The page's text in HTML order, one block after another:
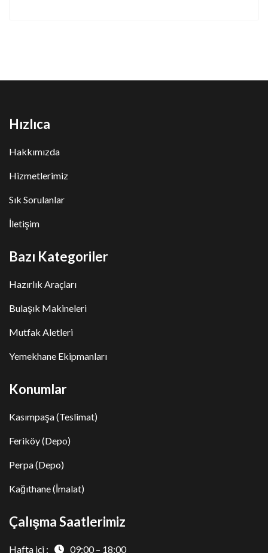
Hızlıca
Hakkımızda
Hizmetlerimiz
Sık Sorulanlar
İletişim
Bazı Kategoriler
Hazırlık Araçları
Bulaşık Makineleri
Mutfak Aletleri
Yemekhane Ekipmanları
Konumlar
Kasımpaşa (Teslimat)
Feriköy (Depo)
Perpa (Depo)
Kağıthane (İmalat)
Çalışma Saatlerimiz
Hafta içi : 09:00 – 18:00